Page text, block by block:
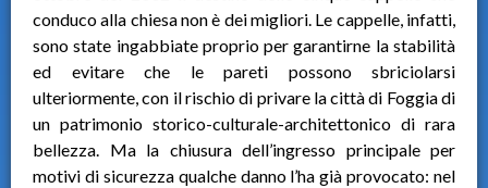
conduco alla chiesa non è dei migliori. Le cappelle, infatti,
sono state ingabbiate proprio per garantirne la stabilità
ed evitare che le pareti possono sbriciolarsi
ulteriormente, con il rischio di privare la città di Foggia di
un patrimonio storico-culturale-architettonico di rara
bellezza. Ma la chiusura dell’ingresso principale per
motivi di sicurezza qualche danno l’ha già provocato: nel